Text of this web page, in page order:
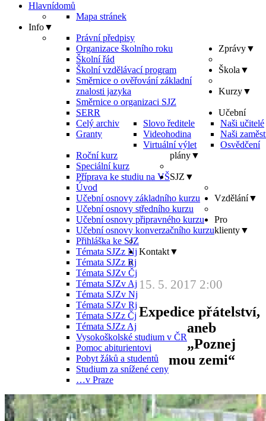
Hlavnídomů
Mapa stránek
Info▼
Právní předpisy
Organizace školního roku
Školní řád
Školní vzdělávací program
Směrnice o ověřování základní
znalosti jazyka
Směrnice o organizaci SJZ
SERR
Zprávy▼
Celý archiv
Granty
Škola ▼
Slovo ředitele
Videohodina
Virtuální výlet
Naši učitelé
Naši
Osvědčení
Kurzy▼
Roční kurz
Speciální kurz
Příprava ke studiu na VŠ
Učební
plány▼
Úvod
Učební osnovy základního kurzu
Učební osnovy středního kurzu
Učební osnovy připravného kurzu
Učební osnovy konverzačního kurzu
SJZ ▼
Přihláška ke SJZ
Témata SJZz Nj
Témata SJZz Rj
Témata SJZv Čj
Témata SJZv Aj
Témata SJZv Nj
Témata SJZv Rj
Témata SJZz Čj
Témata SJZz Aj
Vzdělání▼
Vysokoškolské studium v ČR
Pro
klienty▼
Pomoc abiturientovi
Pobyt žáků a studentů
Studium za snížené ceny
Kontakt▼
…v Praze
15. 5. 2017 2:00
Expedice přátelství,
aneb
„Poznej
mou zemi“